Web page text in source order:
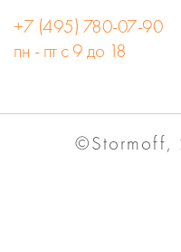
+7 (495) 780-07-90
пн - пт с 9 до 18
©Stormoff,